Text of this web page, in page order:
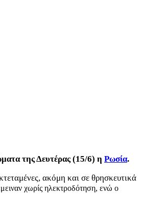
της Δευτέρας (15/6) η Ρωσία.
ακόμη και σε θρησκευτικά
χωρίς ηλεκτροδότηση, ενώ ο